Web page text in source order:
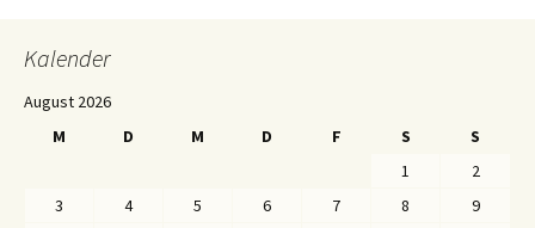
Kalender
August 2026
M
D M D F S
S
1
2
3
4 5 6 7 8
9